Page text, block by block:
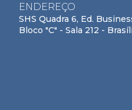
ENDEREÇO
SHS Quadra 6, Ed.
Bloco "C" - Sala 212 -